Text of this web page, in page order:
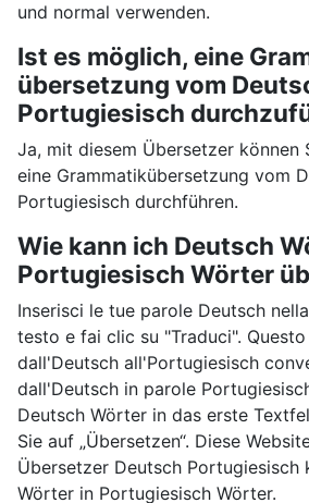
und normal verwenden.
Ist es möglich, eine
übersetzung vom
Portugiesisch
Ja, mit diesem Übersetzer können
eine Grammatikübersetzung vom
Portugiesisch durchführen.
Wie kann ich Deutsch
Portugiesisch Wörter
Inserisci le tue parole Deutsch
testo e fai clic su "Traduci".
dall'Deutsch all'Portugiesisch
dall'Deutsch in parole
Deutsch Wörter in das erste
Sie auf „Übersetzen“. Diese
Übersetzer Deutsch
Wörter in Portugiesisch Wörter.